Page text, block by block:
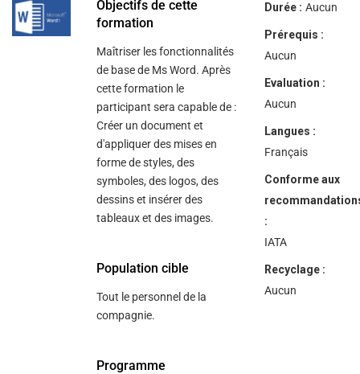
help
you
navigate
Objectifs de cette
formation
Maîtriser les fonctionnalités
de base de Ms Word. Après
cette formation le
participant sera capable de :
Créer un document et
d'appliquer des mises en
forme de styles, des
symboles, des logos, des
dessins et insérer des
tableaux et des images.
Population cible
Tout le personnel de la
compagnie.
Programme
Durée : Aucun
Prérequis :
Aucun
Evaluation :
Aucun
Langues :
Français
Conforme aux
:
IATA
Recyclage :
Aucun